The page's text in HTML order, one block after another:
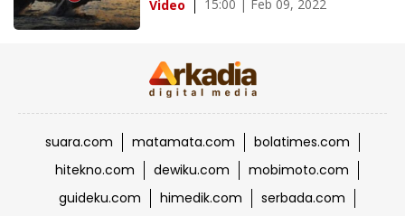
Video 15:00 | Feb 09, 2022
suara.com matamata.com
bolatimes.com
hitekno.com
dewiku.com
mobimoto.com
guideku.com
himedik.com
serbada.com